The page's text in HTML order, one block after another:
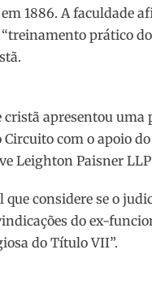
1886. A faculdade
“treinamento prático
apresentou
com o apoio
Leighton Paisner
que considere se o
do ex-
do Título VII”.